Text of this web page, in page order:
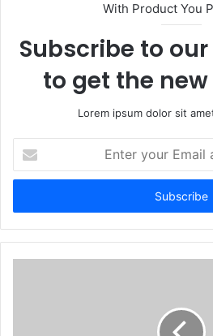
With Product You
Subscribe to
to get the
Lorem ipsum dolor sit
your
Email